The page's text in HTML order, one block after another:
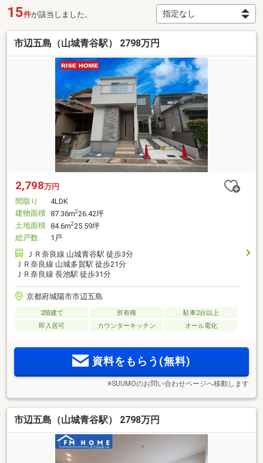
15件が該当しました。
市辺五島（山城青谷駅） 2798万円
2,798万円
間取り
4LDK
建物面積 87.36m226.42坪
土地面積 84.6m225.59坪
総戸数
1戸
ＪＲ奈良線 山城青谷駅 徒歩3分
ＪＲ奈良線 山城多賀駅 徒歩21分
ＪＲ奈良線 長池駅 徒歩31分
京都府城陽市市辺五島
2階建て 所有権
駐車2台以上
即入居可
カウンターキッチン オール電化
資料をもらう(無料)
※SUUMOのお問い合わせページへ移動します
市辺五島（山城青谷駅） 2798万円